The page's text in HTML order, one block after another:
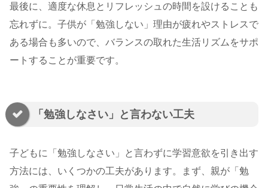
最後に、適度な休息とリフレッシュの時間を設けることも
忘れずに。子供が「勉強しない」理由が疲れやストレスで
ある場合も多いので、バランスの取れた生活リズムをサポ
ートすることが重要です。
「勉強しなさい」と言わない工夫
子どもに「勉強しなさい」と言わずに学習意欲を引き出す
方法には、いくつかの工夫があります。まず、親が「勉